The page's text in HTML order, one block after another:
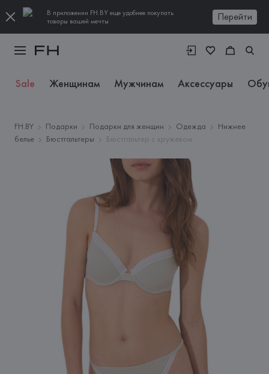
В приложении FH.BY еще удобнее покупать
товары вашей мечты
Перейти
Sale Женщинам Мужчинам Аксессуары
FH.BY Подарки Подарки для женщин Одежда
Нижнее
белье
Бюстгальтеры Бюстгальтер с кружевом